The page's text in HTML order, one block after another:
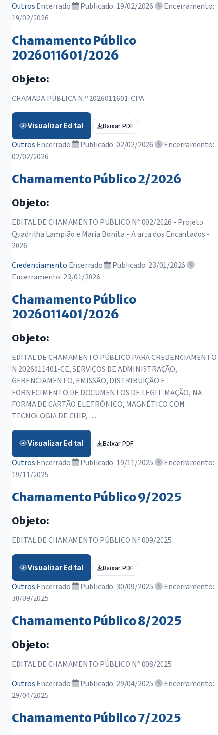
Outros Encerrado Publicado: 19/02/2026
Encerramento:
19/02/2026
Chamamento Público
2026011601/2026
Objeto:
CHAMADA PÚBLICA N.º 2026011601-CPA
Visualizar Edital Baixar PDF
Outros Encerrado Publicado: 02/02/2026
Encerramento:
02/02/2026
Chamamento Público 2/2026
Objeto:
EDITAL DE CHAMAMENTO PÚBLICO N° 002/2026 - Projeto
Quadrilha Lampião e Maria Bonita – A arca dos Encantados -
2026
Credenciamento Encerrado
Publicado: 23/01/2026
Encerramento: 23/01/2026
Chamamento Público
2026011401/2026
Objeto:
EDITAL DE CHAMAMENTO PÚBLICO PARA CREDENCIAMENTO
N 2026011401-CE, SERVIÇOS DE ADMINISTRAÇÃO,
GERENCIAMENTO, EMISSÃO, DISTRIBUIÇÃO E
FORNECIMENTO DE DOCUMENTOS DE LEGITIMAÇÃO, NA
FORMA DE CARTÃO ELETRÔNICO, MAGNÉTICO COM
TECNOLOGIA DE CHIP, …
Visualizar Edital Baixar PDF
Outros Encerrado Publicado: 19/11/2025
Encerramento:
19/11/2025
Chamamento Público 9/2025
Objeto:
EDITAL DE CHAMAMENTO PÚBLICO Nº 009/2025
Visualizar Edital Baixar PDF
Outros Encerrado Publicado: 30/09/2025
Encerramento:
30/09/2025
Chamamento Público 8/2025
Objeto:
EDITAL DE CHAMAMENTO PÚBLICO N° 008/2025
Outros Encerrado Publicado: 29/04/2025
Encerramento:
29/04/2025
Chamamento Público 7/2025